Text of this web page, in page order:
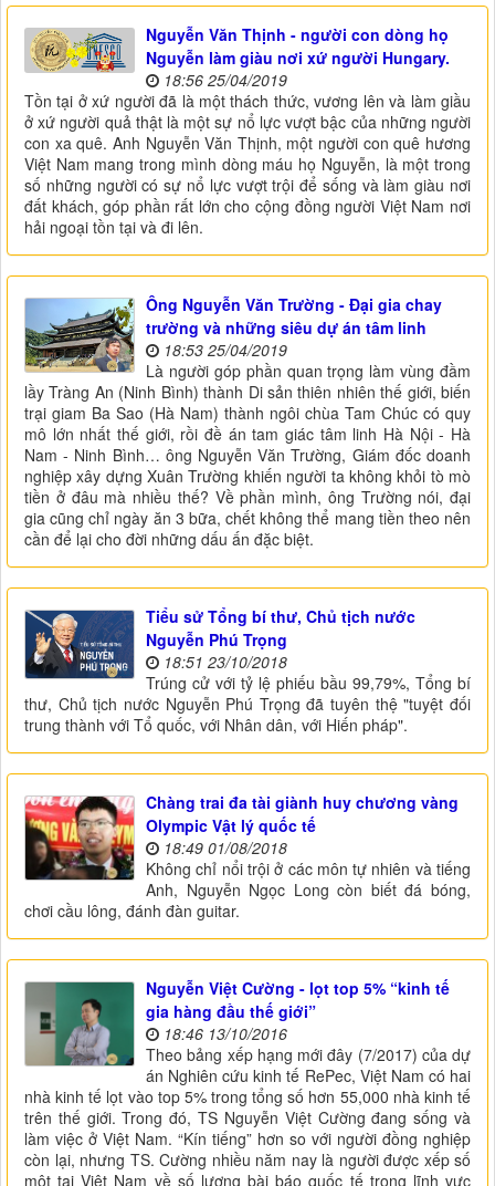
Nguyễn Văn Thịnh - người con dòng họ
Nguyễn làm giàu nơi xứ người Hungary.
18:56 25/04/2019
Tồn tại ở xứ người đã là một thách thức, vương lên và làm giầu
ở xứ người quả thật là một sự nổ lực vượt bậc của những người
con xa quê. Anh Nguyễn Văn Thịnh, một người con quê hương
Việt Nam mang trong mình dòng máu họ Nguyễn, là một trong
số những người có sự nổ lực vượt trội để sống và làm giàu nơi
đất khách, góp phần rất lớn cho cộng đồng người Việt Nam nơi
hải ngoại tồn tại và đi lên.
Ông Nguyễn Văn Trường - Đại gia chay
trường và những siêu dự án tâm linh
18:53 25/04/2019
Là người góp phần quan trọng làm vùng đầm
lầy Tràng An (Ninh Bình) thành Di sản thiên nhiên thế giới, biến
trại giam Ba Sao (Hà Nam) thành ngôi chùa Tam Chúc có quy
mô lớn nhất thế giới, rồi đề án tam giác tâm linh Hà Nội - Hà
Nam - Ninh Bình… ông Nguyễn Văn Trường, Giám đốc doanh
nghiệp xây dựng Xuân Trường khiến người ta không khỏi tò mò
tiền ở đâu mà nhiều thế? Về phần mình, ông Trường nói, đại
gia cũng chỉ ngày ăn 3 bữa, chết không thể mang tiền theo nên
cần để lại cho đời những dấu ấn đặc biệt.
Tiểu sử Tổng bí thư, Chủ tịch nước
Nguyễn Phú Trọng
18:51 23/10/2018
Trúng cử với tỷ lệ phiếu bầu 99,79%, Tổng bí
thư, Chủ tịch nước Nguyễn Phú Trọng đã tuyên thệ "tuyệt đối
trung thành với Tổ quốc, với Nhân dân, với Hiến pháp".
Chàng trai đa tài giành huy chương vàng
Olympic Vật lý quốc tế
18:49 01/08/2018
Không chỉ nổi trội ở các môn tự nhiên và tiếng
Anh, Nguyễn Ngọc Long còn biết đá bóng,
chơi cầu lông, đánh đàn guitar.
Nguyễn Việt Cường - lọt top 5% “kinh tế
gia hàng đầu thế giới”
18:46 13/10/2016
Theo bảng xếp hạng mới đây (7/2017) của dự
án Nghiên cứu kinh tế RePec, Việt Nam có hai
nhà kinh tế lọt vào top 5% trong tổng số hơn 55,000 nhà kinh tế
trên thế giới. Trong đó, TS Nguyễn Việt Cường đang sống và
làm việc ở Việt Nam. “Kín tiếng” hơn so với người đồng nghiệp
còn lại, nhưng TS. Cường nhiều năm nay là người được xếp số
một tại Việt Nam về số lượng bài báo quốc tế trong lĩnh vực